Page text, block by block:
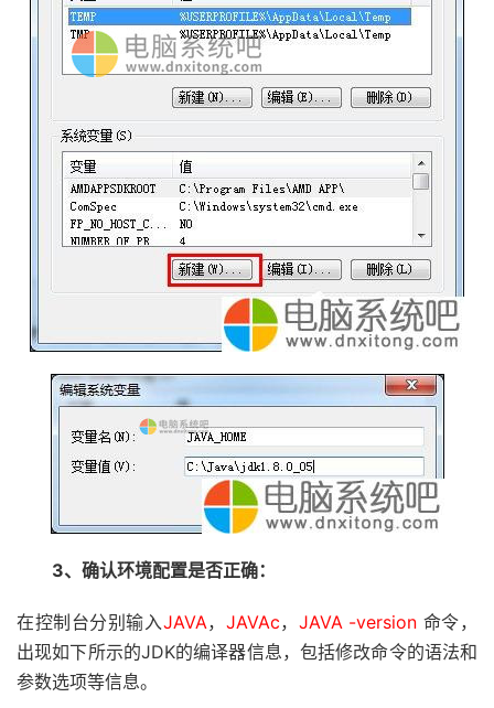
3、确认环境配置是否正确：
在控制台分别输入JAVA， JAVAc， JAVA -version 命令，
出现如下所示的JDK的编译器信息，包括修改命令的语法和
参数选项等信息。